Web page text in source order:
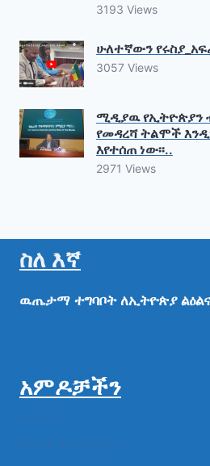
3193 Views
ሁለተኛውን
3057 Views
ሚዲያዉ የኢትዮጵያን
የመዳረሻ ትልሞች
እየተሰጠ ነው፡፡..
2971 Views
ስለ እኛ
ዉጤታማ ተግባቦት ለኢትዮጵያ
አምዶቻችን